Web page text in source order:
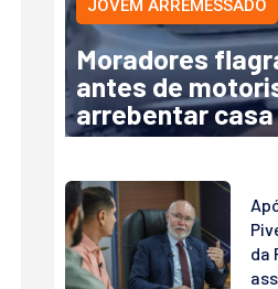
JOVEM ARREMESSADO
Moradores
antes de
arrebentar casa
da